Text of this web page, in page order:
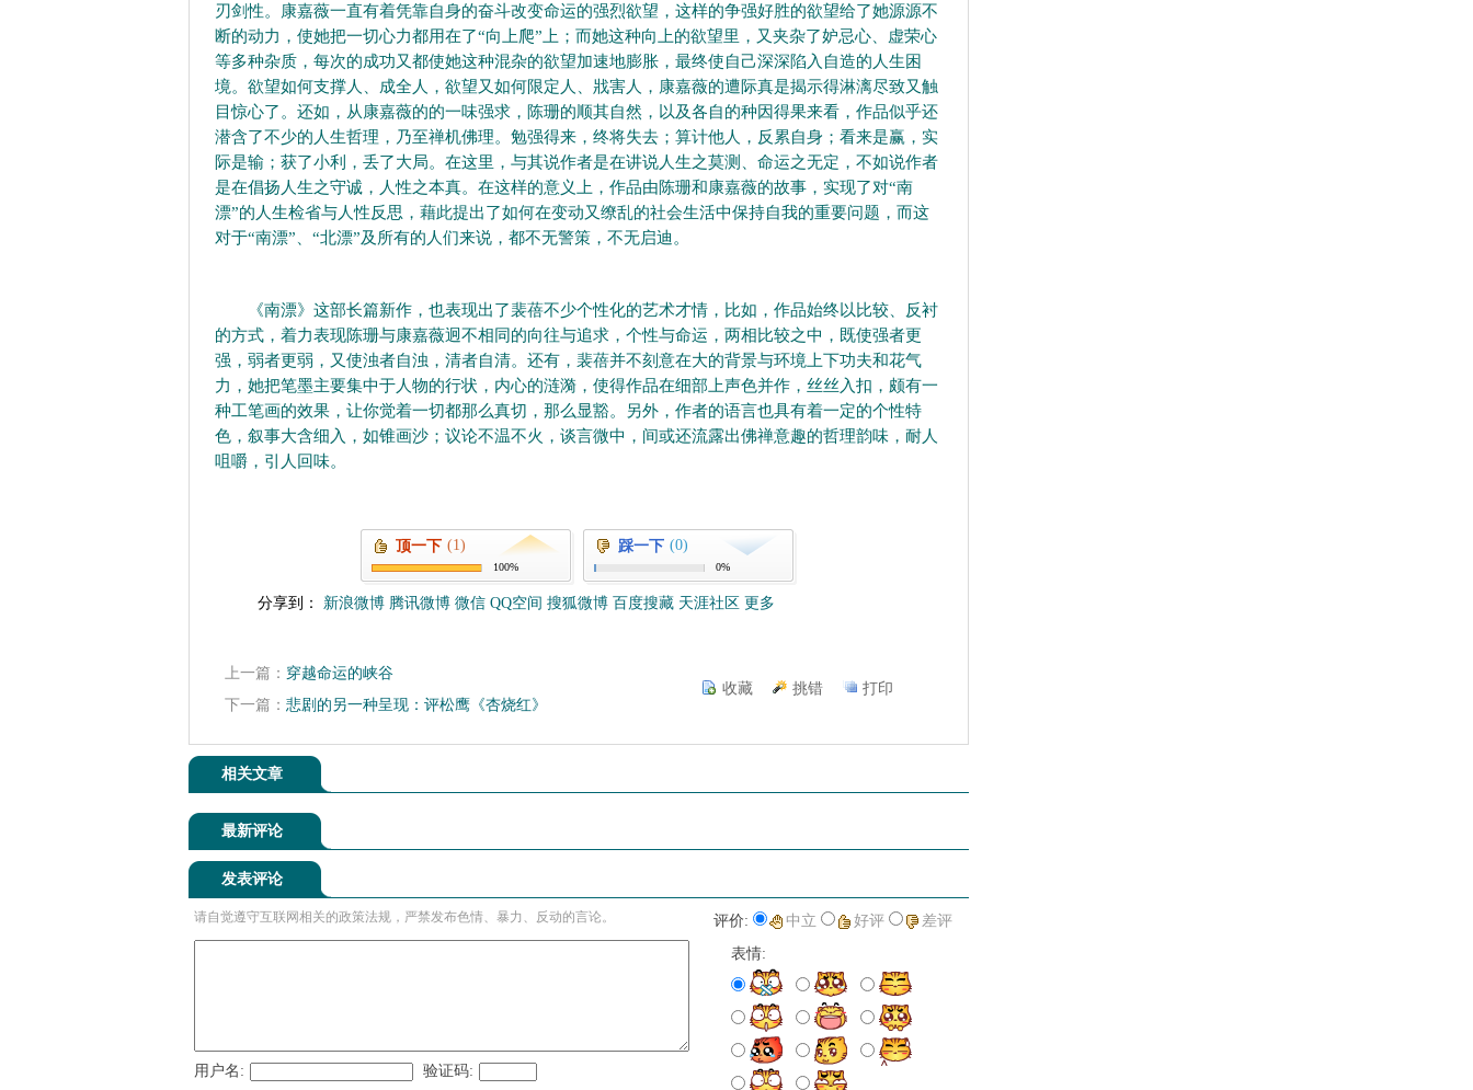
刃剑性。康嘉薇一直有着凭靠自身的奋斗改变命运的强烈欲望，这样的争强好胜的欲望给了她源源不
断的动力，使她把一切心力都用在了“向上爬”上；而她这种向上的欲望里，又夹杂了妒忌心、虚荣心
等多种杂质，每次的成功又都使她这种混杂的欲望加速地膨胀，最终使自己深深陷入自造的人生困
境。欲望如何支撑人、成全人，欲望又如何限定人、戕害人，康嘉薇的遭际真是揭示得淋漓尽致又触
目惊心了。还如，从康嘉薇的的一味强求，陈珊的顺其自然，以及各自的种因得果来看，作品似乎还
潜含了不少的人生哲理，乃至禅机佛理。勉强得来，终将失去；算计他人，反累自身；看来是赢，实
际是输；获了小利，丢了大局。在这里，与其说作者是在讲说人生之莫测、命运之无定，不如说作者
是在倡扬人生之守诚，人性之本真。在这样的意义上，作品由陈珊和康嘉薇的故事，实现了对“南
漂”的人生检省与人性反思，藉此提出了如何在变动又缭乱的社会生活中保持自我的重要问题，而这
对于“南漂”、“北漂”及所有的人们来说，都不无警策，不无启迪。
《南漂》这部长篇新作，也表现出了裴蓓不少个性化的艺术才情，比如，作品始终以比较、反衬
的方式，着力表现陈珊与康嘉薇迥不相同的向往与追求，个性与命运，两相比较之中，既使强者更
强，弱者更弱，又使浊者自浊，清者自清。还有，裴蓓并不刻意在大的背景与环境上下功夫和花气
力，她把笔墨主要集中于人物的行状，内心的涟漪，使得作品在细部上声色并作，丝丝入扣，颇有一
种工笔画的效果，让你觉着一切都那么真切，那么显豁。另外，作者的语言也具有着一定的个性特
色，叙事大含细入，如锥画沙；议论不温不火，谈言微中，间或还流露出佛禅意趣的哲理韵味，耐人
咀嚼，引人回味。
顶一下 (1)
100%
踩一下 (0)
0%
分享到： 新浪微博 腾讯微博 微信 QQ空间 搜狐微博 百度搜藏 天涯社区 更多
上一篇： 穿越命运的峡谷
下一篇： 悲剧的另一种呈现：评松鹰《杏烧红》
收藏 挑错 打印
相关文章
最新评论
发表评论
请自觉遵守互联网相关的政策法规，严禁发布色情、暴力、反动的言论。 评价: 中立 好评
差评
表情:
用户名: 验证码: